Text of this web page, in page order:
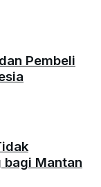
Pembeli
bagi Mantan